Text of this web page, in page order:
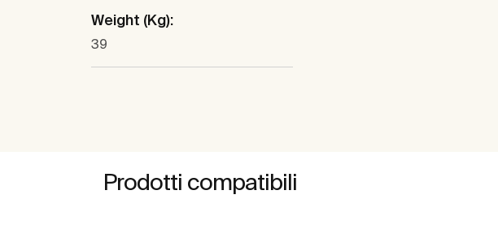
Weight (Kg):
39
Prodotti compatibili